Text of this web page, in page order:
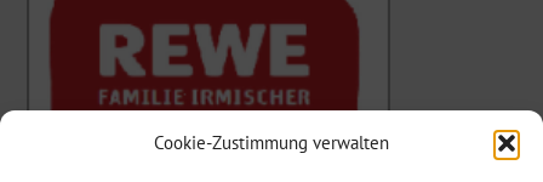
Cookie-Zustimmung verwalten